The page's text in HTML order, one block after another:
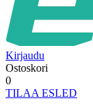
Kirjaudu
Ostoskori
0
TILAA ESLED